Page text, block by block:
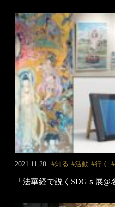
2021.11.20 知る 活動 行く
「法華経で説くSDGｓ展@